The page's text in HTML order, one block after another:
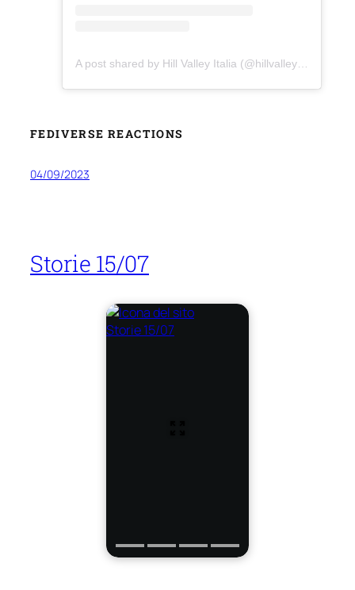
A post shared by Hill Valley Italia (@hillvalley_ritornoalfuturo)
FEDIVERSE REACTIONS
04/09/2023
Storie 15/07
Storie 15/07